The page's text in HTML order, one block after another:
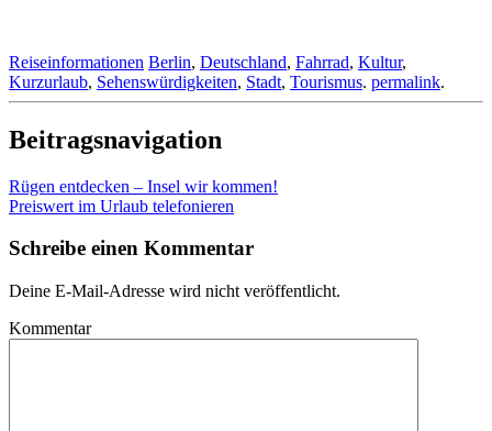
Reiseinformationen Berlin, Deutschland, Fahrrad, Kultur,
Kurzurlaub, Sehenswürdigkeiten, Stadt, Tourismus. permalink.
Beitragsnavigation
Rügen entdecken – Insel wir kommen!
Preiswert im Urlaub telefonieren
Schreibe einen Kommentar
Deine E-Mail-Adresse wird nicht veröffentlicht.
Kommentar